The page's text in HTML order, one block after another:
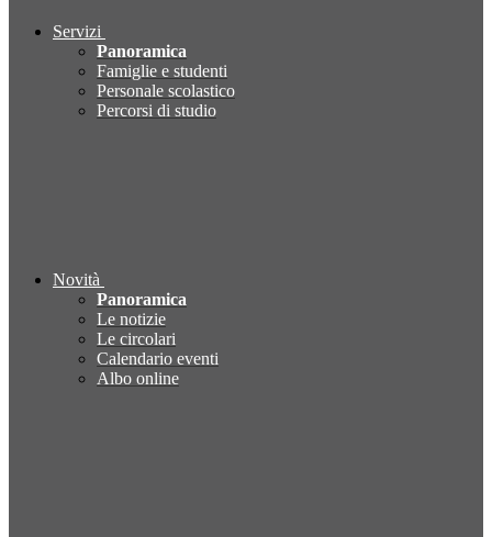
Servizi
Panoramica
Famiglie e studenti
Personale scolastico
Percorsi di studio
Novità
Panoramica
Le notizie
Le circolari
Calendario eventi
Albo online